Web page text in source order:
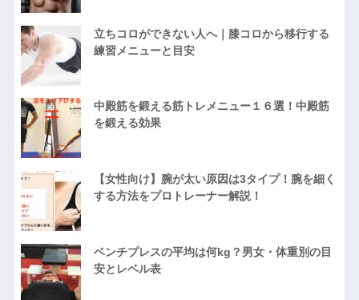
立ちコロができない人へ｜膝コロから移行する
練習メニューと目安
中殿筋を鍛える筋トレメニュー１６選！中殿筋
を鍛える効果
【女性向け】腕が太い原因は3タイプ！腕を細く
する方法をプロトレーナー解説！
ベンチプレスの平均は何kg？男女・体重別の目
安とレベル表